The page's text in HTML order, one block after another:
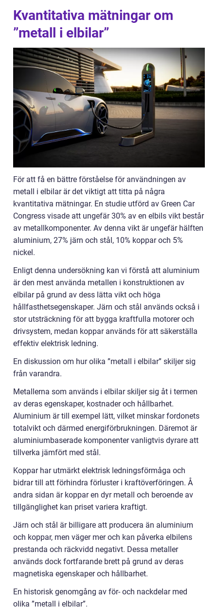
Kvantitativa mätningar om
”metall i elbilar”
För att få en bättre förståelse för användningen av
metall i elbilar är det viktigt att titta på några
kvantitativa mätningar. En studie utförd av Green Car
Congress visade att ungefär 30% av en elbils vikt består
av metallkomponenter. Av denna vikt är ungefär hälften
aluminium, 27% järn och stål, 10% koppar och 5%
nickel.
Enligt denna undersökning kan vi förstå att aluminium
är den mest använda metallen i konstruktionen av
elbilar på grund av dess lätta vikt och höga
hållfasthetsegenskaper. Järn och stål används också i
stor utsträckning för att bygga kraftfulla motorer och
drivsystem, medan koppar används för att säkerställa
effektiv elektrisk ledning.
En diskussion om hur olika ”metall i elbilar” skiljer sig
från varandra.
Metallerna som används i elbilar skiljer sig åt i termen
av deras egenskaper, kostnader och hållbarhet.
Aluminium är till exempel lätt, vilket minskar fordonets
totalvikt och därmed energiförbrukningen. Däremot är
aluminiumbaserade komponenter vanligtvis dyrare att
tillverka jämfört med stål.
Koppar har utmärkt elektrisk ledningsförmåga och
bidrar till att förhindra förluster i kraftöverföringen. Å
andra sidan är koppar en dyr metall och beroende av
tillgänglighet kan priset variera kraftigt.
Järn och stål är billigare att producera än aluminium
och koppar, men väger mer och kan påverka elbilens
prestanda och räckvidd negativt. Dessa metaller
används dock fortfarande brett på grund av deras
magnetiska egenskaper och hållbarhet.
En historisk genomgång av för- och nackdelar med
olika ”metall i elbilar”.